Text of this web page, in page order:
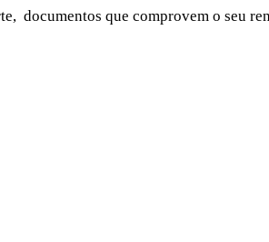
documentos que comprovem o seu